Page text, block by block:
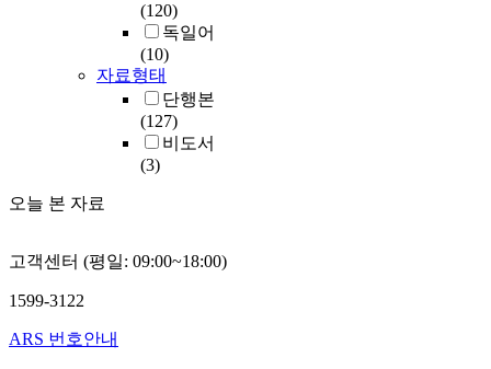
(120)
독일어
(10)
자료형태
단행본
(127)
비도서
(3)
오늘 본 자료
고객센터 (평일: 09:00~18:00)
1599-3122
ARS 번호안내